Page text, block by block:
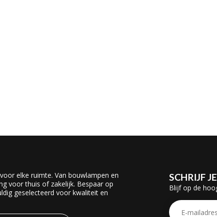
elke ruimte. Van bouwlampen en
voor thuis of zakelijk. Bespaar op
geselecteerd voor kwaliteit en
SCHRIJF
Blijf op de